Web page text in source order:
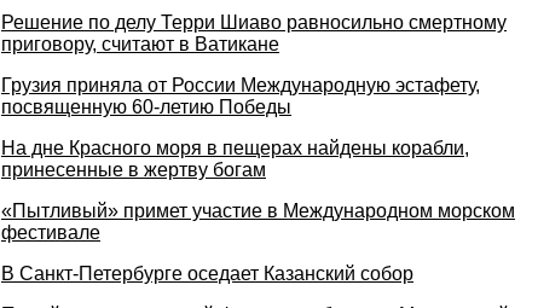
Решение по делу Терри Шиаво равносильно смертному
приговору, считают в Ватикане
Грузия приняла от России Международную эстафету,
посвященную 60-летию Победы
На дне Красного моря в пещерах найдены корабли,
принесенные в жертву богам
«Пытливый» примет участие в Международном морском
фестивале
В Санкт-Петербурге оседает Казанский собор